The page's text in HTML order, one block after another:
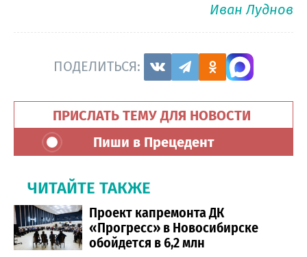
Иван Луднов
ПОДЕЛИТЬСЯ:
ПРИСЛАТЬ ТЕМУ ДЛЯ НОВОСТИ
Пиши в Прецедент
ЧИТАЙТЕ ТАКЖЕ
Проект капремонта ДК
«Прогресс» в Новосибирске
обойдется в 6,2 млн